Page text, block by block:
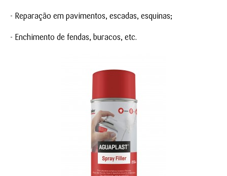
- Reparação em pavimentos, escadas, esquinas;
- Enchimento de fendas, buracos, etc.